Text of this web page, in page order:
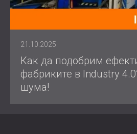
21.10.2025
Как да подобрим
фабриките в Industry
шума!